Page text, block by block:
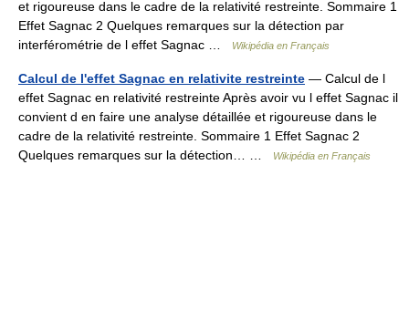
et rigoureuse dans le cadre de la relativité restreinte. Sommaire 1
Effet Sagnac 2 Quelques remarques sur la détection par
interférométrie de l effet Sagnac …
Wikipédia en Français
Calcul de l'effet Sagnac en relativite restreinte — Calcul de l
effet Sagnac en relativité restreinte Après avoir vu l effet Sagnac il
convient d en faire une analyse détaillée et rigoureuse dans le
cadre de la relativité restreinte. Sommaire 1 Effet Sagnac 2
Quelques remarques sur la détection… …
Wikipédia en Français